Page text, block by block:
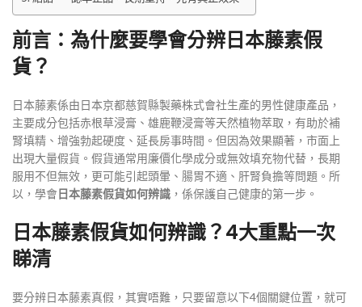
前言：為什麼要學會分辨日本藤素假
貨？
日本藤素係由日本京都慈賀縣製藥株式會社生產的男性健康產品，
主要成分包括赤根草浸膏、雄鹿鞭浸膏等天然植物萃取，有助於補
腎填精、增強勃起硬度、延長房事時間。但因為效果顯著，市面上
出現大量假貨。假貨通常用廉價化學成分或無效填充物代替，長期
服用不但無效，更可能引起頭暈、腸胃不適、肝腎負擔等問題。所
以，學會日本藤素假貨如何辨識 ，係保護自己健康的第一步。
日本藤素假貨如何辨識？4大重點一次
睇清
要分辨日本藤素真假，其實唔難，只要留意以下4個關鍵位置，就可